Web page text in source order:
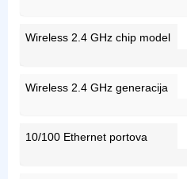
Wireless 2.4 GHz chip model
Wireless 2.4 GHz generacija
10/100 Ethernet portova